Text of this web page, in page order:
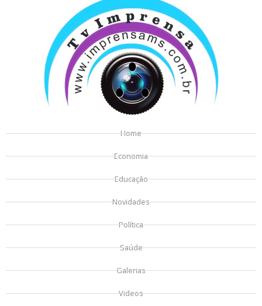
Home
Economia
Educação
Novidades
Política
Saúde
Galerias
Videos